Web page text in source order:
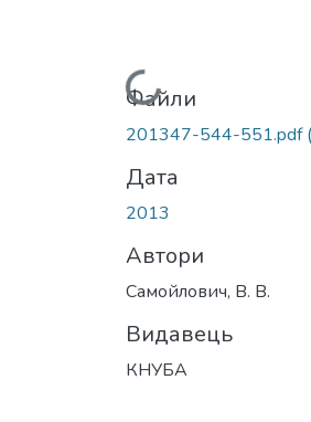
Вантажиться...
Файли
201347-544-551.pdf
Дата
2013
Автори
Самойлович, В. В.
Видавець
КНУБА